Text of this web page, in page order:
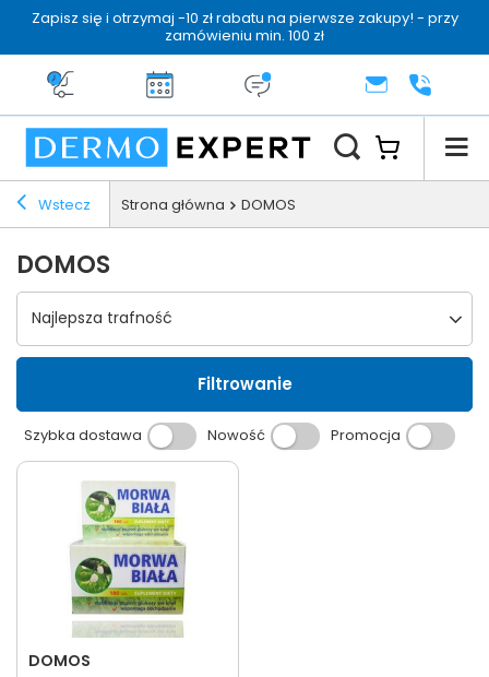
Zapisz się i otrzymaj -10 zł rabatu na pierwsze zakupy! - przy
zamówieniu min. 100 zł
Darmowa dostawa od 199 zł
14 dni na zwrotDermo konsultacjaKONTAKT+48 222
Wstecz Strona główna DOMOS
DOMOS
Wybierz sortowanie
Najlepsza trafność
Filtrowanie
Szybka dostawa Nowość Promocja
DOMOS